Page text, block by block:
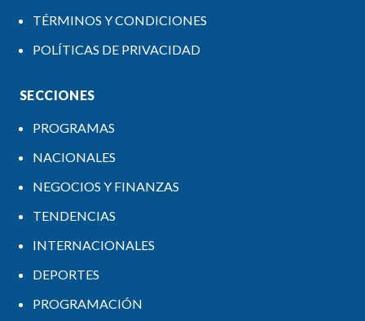
TÉRMINOS Y CONDICIONES
POLÍTICAS DE PRIVACIDAD
SECCIONES
PROGRAMAS
NACIONALES
NEGOCIOS Y FINANZAS
TENDENCIAS
INTERNACIONALES
DEPORTES
PROGRAMACIÓN